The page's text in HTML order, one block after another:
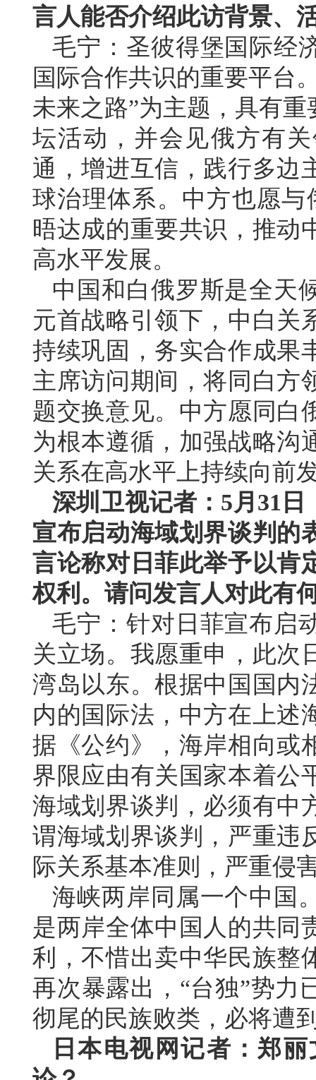
言人能否介绍此访背景、
毛宁：圣彼得堡国际经
国际合作共识的重要平台
未来之路”为主题，具有
坛活动，并会见俄方有
通，增进互信，践行多边
球治理体系。中方也愿
晤达成的重要共识，推动
高水平发展。
中国和白俄罗斯是全天
元首战略引领下，中白关
持续巩固，务实合作成果
主席访问期间，将同白方
题交换意见。中方愿同白
为根本遵循，加强战略沟
关系在高水平上持续向前
深圳卫视记者：5月31
宣布启动海域划界谈判的
言论称对日菲此举予以肯
权利。请问发言人对此有
毛宁：针对日菲宣布启
关立场。我愿重申，此次
湾岛以东。根据中国国内
内的国际法，中方在上述
据《公约》，海岸相向或
界限应由有关国家本着公
海域划界谈判，必须有中
谓海域划界谈判，严重违
际关系基本准则，严重侵
海峡两岸同属一个中国
是两岸全体中国人的共同
利，不惜出卖中华民族整
再次暴露出，“台独”势力
彻尾的民族败类，必将遭
日本电视网记者：郑